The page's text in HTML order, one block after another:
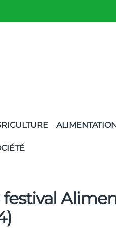
festival